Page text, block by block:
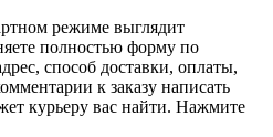
режиме выглядит
полностью форму по
способ доставки, оплаты,
к заказу написать
курьеру вас найти. Нажмите